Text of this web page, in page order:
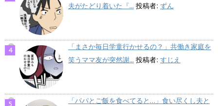
夫がたどり着いた『... 投稿者: ずん
「まさか毎日学童行かせるの？」共働き家庭を
笑うママ友が突然謝... 投稿者: すじえ
「パパとご飯を食べてると…」食い尽くし夫と